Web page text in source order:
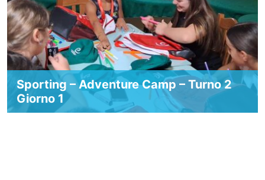
Sporting – Adventure Camp – Turno 2
Giorno 1